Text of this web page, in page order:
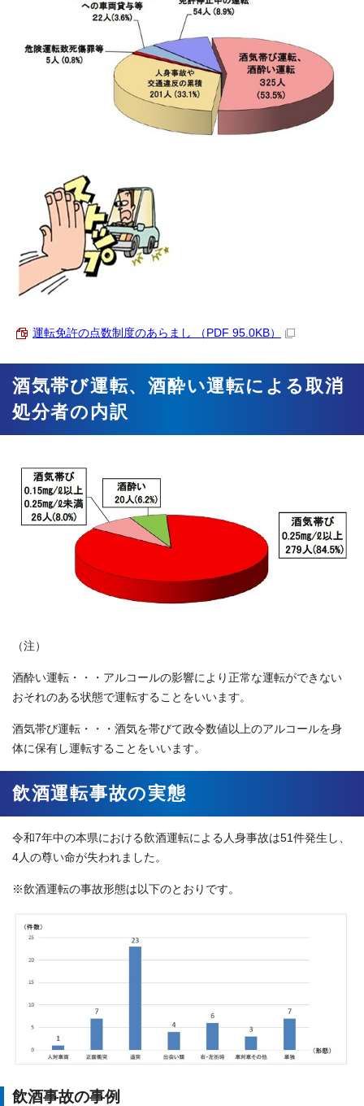
運転免許の点数制度のあらまし （PDF 95.0KB）
酒気帯び運転、酒酔い運転による取消
処分者の内訳
（注）
酒酔い運転・・・アルコールの影響により正常な運転ができない
おそれのある状態で運転することをいいます。
酒気帯び運転・・・酒気を帯びて政令数値以上のアルコールを身
体に保有し運転することをいいます。
飲酒運転事故の実態
令和7年中の本県における飲酒運転による人身事故は51件発生し、
4人の尊い命が失われました。
※飲酒運転の事故形態は以下のとおりです。
飲酒事故の事例